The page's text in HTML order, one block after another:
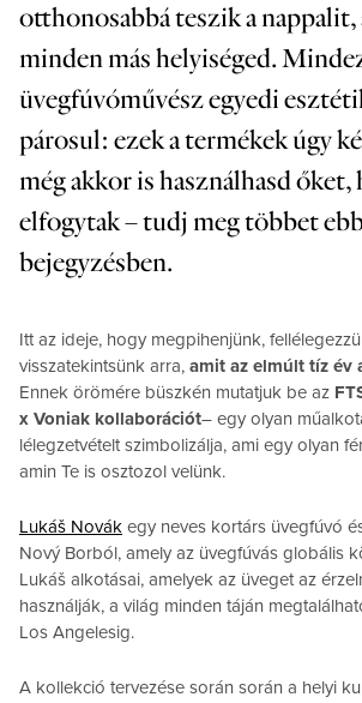
otthonosabbá teszik a nappalit,
minden más helyiséged.
üvegfúvóművész egyedi
párosul: ezek a termékek úgy
még akkor is használhasd őket,
elfogytak – tudj meg többet
bejegyzésben.
Itt az ideje, hogy megpihenjünk,
visszatekintsünk arra, amit az elmúlt tíz év
Ennek örömére büszkén mutatjuk be az
x Voniak kollaborációt– egy olyan
lélegzetvételt szimbolizálja, ami egy olyan
amin Te is osztozol velünk.
Lukáš Novák egy neves kortárs üvegfúvó
Nový Borból, amely az üvegfúvás globális
Lukáš alkotásai, amelyek az üveget az
használják, a világ minden táján
Los Angelesig.
A kollekció tervezése során során a helyi